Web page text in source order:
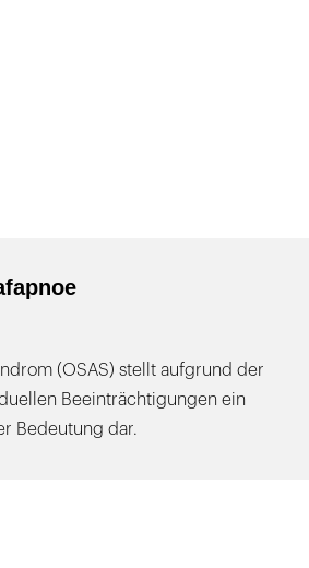
(OSAS) stellt aufgrund der
Beeinträchtigungen ein
Bedeutung dar.